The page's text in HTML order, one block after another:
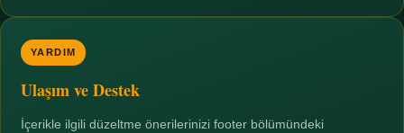
YARDIM
Ulaşım ve Destek
İçerikle ilgili düzeltme önerilerinizi footer bölümündeki